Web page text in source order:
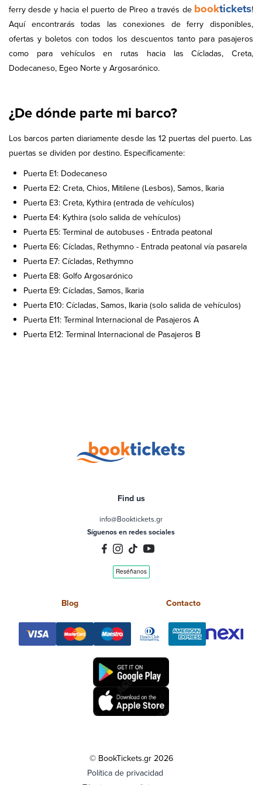
ferry desde y hacia el puerto de Pireo a través de booktickets!
Aquí encontrarás todas las conexiones de ferry disponibles,
ofertas y boletos con todos los descuentos tanto para pasajeros
como para vehículos en rutas hacia las Cícladas, Creta,
Dodecaneso, Egeo Norte y Argosarónico.
¿De dónde parte mi barco?
Los barcos parten diariamente desde las 12 puertas del puerto. Las
puertas se dividen por destino. Específicamente:
Puerta E1: Dodecaneso
Puerta E2: Creta, Chios, Mitilene (Lesbos), Samos, Ikaria
Puerta E3: Creta, Kythira (entrada de vehículos)
Puerta E4: Kythira (solo salida de vehículos)
Puerta E5: Terminal de autobuses - Entrada peatonal
Puerta E6: Cícladas, Rethymno - Entrada peatonal vía pasarela
Puerta E7: Cícladas, Rethymno
Puerta E8: Golfo Argosarónico
Puerta E9: Cícladas, Samos, Ikaria
Puerta E10: Cícladas, Samos, Ikaria (solo salida de vehículos)
Puerta E11: Terminal Internacional de Pasajeros A
Puerta E12: Terminal Internacional de Pasajeros B
Find us
info@Booktickets.gr
Síguenos en redes sociales
Blog Contacto
© BookTickets.gr 2026
Política de privacidad